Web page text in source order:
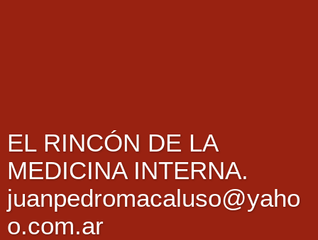
EL RINCÓN DE LA
MEDICINA INTERNA.
juanpedromacaluso@yaho
o.com.ar